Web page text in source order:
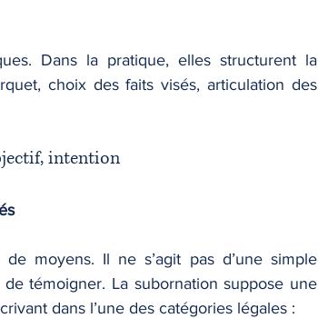
Dans la pratique, elles structurent la
choix des faits visés, articulation des
intention
moyens. Il ne s’agit pas d’une simple
dans l’une des catégories légales :